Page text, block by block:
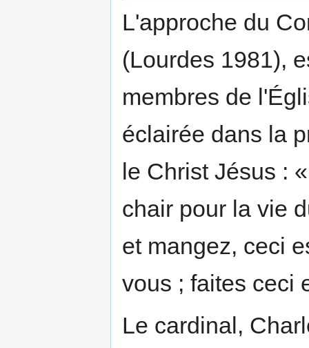
L'approche du
(Lourdes 1981),
membres de
éclairée dans la
le Christ Jésus :
chair pour la vie
et mangez, ceci
vous ; faites ceci
Le cardinal,